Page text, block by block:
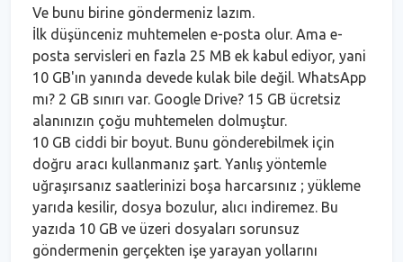
Ve bunu birine göndermeniz lazım.
İlk düşünceniz muhtemelen e-posta olur. Ama e-
posta servisleri en fazla 25 MB ek kabul ediyor, yani
10 GB'ın yanında devede kulak bile değil. WhatsApp
mı? 2 GB sınırı var. Google Drive? 15 GB ücretsiz
alanınızın çoğu muhtemelen dolmuştur.
10 GB ciddi bir boyut. Bunu gönderebilmek için
doğru aracı kullanmanız şart. Yanlış yöntemle
uğraşırsanız saatlerinizi boşa harcarsınız ; yükleme
yarıda kesilir, dosya bozulur, alıcı indiremez. Bu
yazıda 10 GB ve üzeri dosyaları sorunsuz
göndermenin gerçekten işe yarayan yollarını